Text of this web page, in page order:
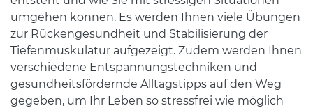
umgehen können. Es werden Ihnen viele Übungen
zur Rückengesundheit und Stabilisierung der
Tiefenmuskulatur aufgezeigt. Zudem werden Ihnen
verschiedene Entspannungstechniken und
gesundheitsfördernde Alltagstipps auf den Weg
gegeben, um Ihr Leben so stressfrei wie möglich